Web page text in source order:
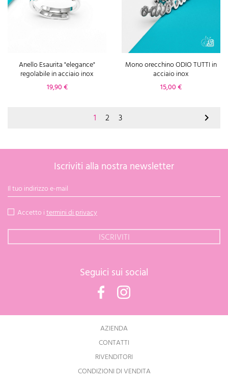
Anello Esaurita "elegance"
regolabile in acciaio inox
Prezzo
19,90 €
Mono orecchino ODIO TUTTI in
acciaio inox
Prezzo
15,00 €
1 2 3 
Iscriviti alla nostra newsletter
Accetto itermini di privacy
Seguici sui social
Facebook
AZIENDA
CONTATTI
RIVENDITORI
CONDIZIONI DI VENDITA